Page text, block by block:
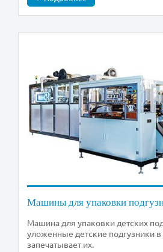
Машины для упаковки
Машина для упаковки детских
уложенные детские подгузники
запечатывает их.